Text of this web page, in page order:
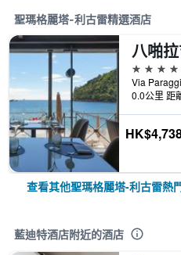
聖瑪格麗塔-利古雷精選酒店
八啪
5星級
0.0公里 距
查看其他聖瑪格麗塔-利古雷熱
藍迪特酒店附近的酒店